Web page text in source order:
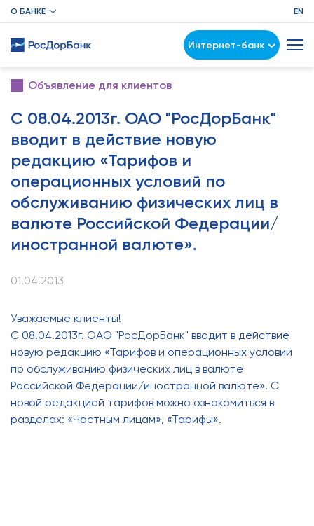
О БАНКЕ EN
Интернет-банк
Объявление для клиентов
С 08.04.2013г. ОАО "РосДорБанк"
вводит в действие новую
редакцию «Тарифов и
операционных условий по
обслуживанию физических лиц в
валюте Российской Федерации/
иностранной валюте».
01.04.2013
Уважаемые клиенты!
С 08.04.2013г. ОАО "РосДорБанк" вводит в действие
новую редакцию «Тарифов и операционных условий
по обслуживанию физических лиц в валюте
Российской Федерации/иностранной валюте». С
новой редакцией тарифов можно ознакомиться в
разделах: «Частным лицам», «Тарифы».